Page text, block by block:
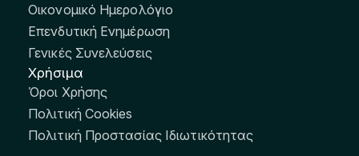
Οικονομικό Ημερολόγιο
Επενδυτική Ενημέρωση
Γενικές Συνελεύσεις
Χρήσιμα
Όροι Χρήσης
Πολιτική Cookies
Πολιτική Προστασίας Ιδιωτικότητας